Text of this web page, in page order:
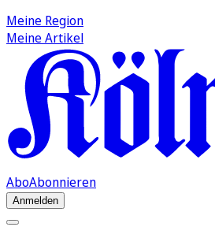
Meine Region
Meine Artikel
AboAbonnieren
Anmelden